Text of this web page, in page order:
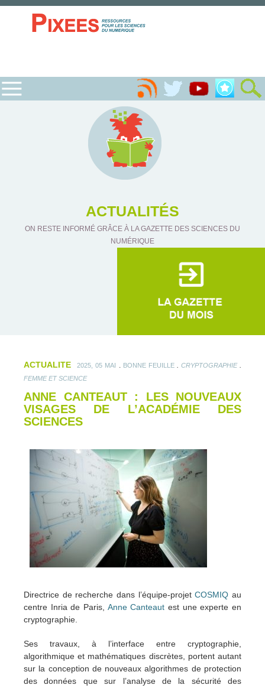
ACTUALITÉS
ON RESTE INFORMÉ GRÂCE À LA GAZETTE DES SCIENCES DU
NUMÉRIQUE
ACTUALITE 2025, 05 MAI BONNE FEUILLE. CRYPTOGRAPHIE.
FEMME ET SCIENCE
ANNE CANTEAUT : LES NOUVEAUX
VISAGES DE L’ACADÉMIE DES
SCIENCES
Directrice de recherche dans l’équipe-projetCOSMIQ au
centre Inria de Paris, Anne Canteaut est une experte en
cryptographie.
Ses travaux, à l’interface entre cryptographie,
algorithmique et mathématiques discrètes, portent autant
sur la conception de nouveaux algorithmes de protection
des données que sur l’analyse de la sécurité des